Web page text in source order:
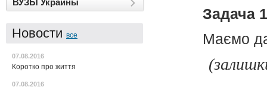
ВУЗЫ Украины
Новости все
07.08.2016
Коротко про життя
07.08.2016
Задача 1
Маємо